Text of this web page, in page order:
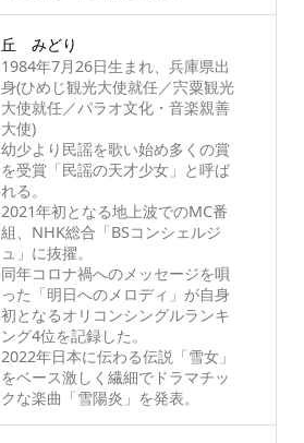
丘 みどり
1984年7月26日生まれ、兵庫県出
身(ひめじ観光大使就任／宍粟観光
大使就任／パラオ文化・音楽親善
大使)
幼少より民謡を歌い始め多くの賞
を受賞「民謡の天才少女」と呼ば
れる。
2021年初となる地上波でのMC番
組、NHK総合「BSコンシェルジ
ュ」に抜擢。
同年コロナ禍へのメッセージを唄
った「明日へのメロディ」が自身
初となるオリコンシングルランキ
ング4位を記録した。
2022年日本に伝わる伝説「雪女」
をベース激しく繊細でドラマチッ
クな楽曲「雪陽炎」を発表。